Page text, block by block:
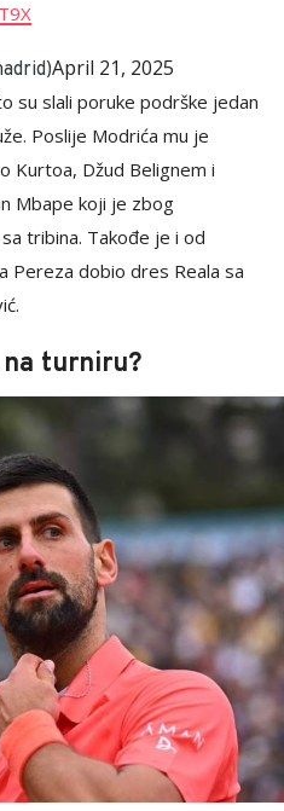
April 21, 2025
su slali poruke podrške jedan
Poslije Modrića mu je
Kurtoa, Džud Belignem i
Mbape koji je zbog
tribina. Takođe je i od
Pereza dobio dres Reala sa
turniru?